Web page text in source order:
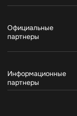
Официальные
партнеры
Информационные
партнеры